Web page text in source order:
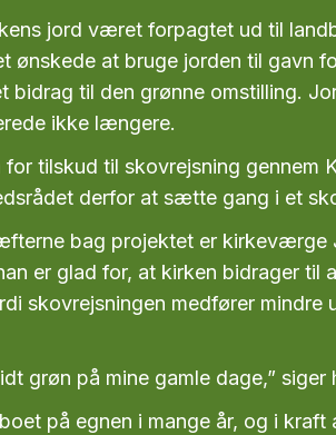
jord været forpagtet ud til
ønskede at bruge jorden til gavn
bidrag til den grønne omstilling.
ikke længere.
for tilskud til skovrejsning gennem
derfor at sætte gang i et
bag projektet er kirkeværge
er glad for, at kirken bidrager til
skovrejsningen medfører
grøn på mine gamle dage,” siger
på egnen i mange år, og i